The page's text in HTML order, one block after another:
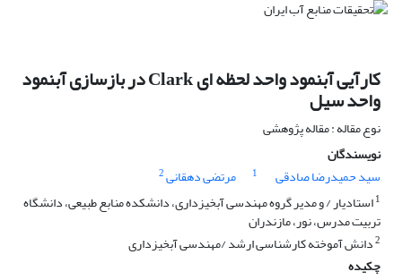
کارآیی آبنمود واحد لحظه‏ ای Clark در بازسازی آبنمود
واحد سیل
نوع مقاله : مقاله پژوهشی
نویسندگان
سید حمیدرضا صادقی
1 مرتضی دهقانی2
1استادیار / و مدیر گروه مهندسی آبخیزداری، دانشکده منابع طبیعی، دانشگاه
تربیت مدرس، نور، مازندران
2دانش آموخته کارشناسی ارشد /مهندسی آبخیزداری
چکیده